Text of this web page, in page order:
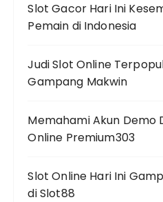
Slot Gacor Hari Ini
Pemain di Indonesia
Judi Slot Online
Gampang Makwin
Memahami Akun Demo
Online Premium303
Slot Online Hari Ini
di Slot88